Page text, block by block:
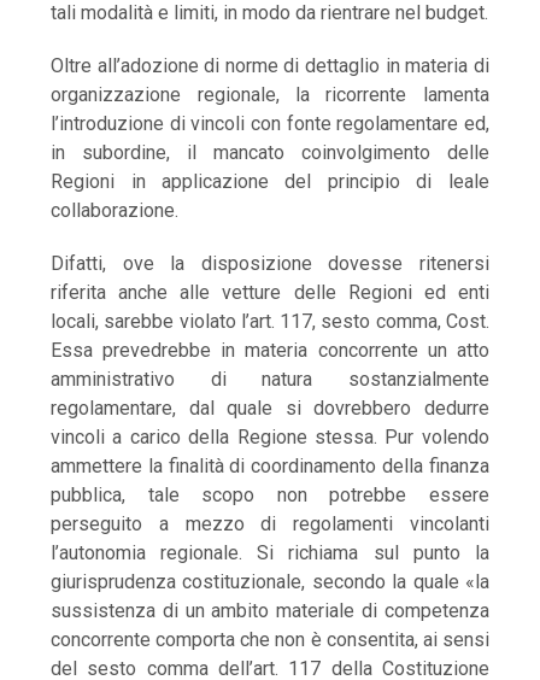
tali modalità e limiti, in modo da rientrare nel budget.
Oltre all’adozione di norme di dettaglio in materia di
organizzazione regionale, la ricorrente lamenta
l’introduzione di vincoli con fonte regolamentare ed,
in subordine, il mancato coinvolgimento delle
Regioni in applicazione del principio di leale
collaborazione.
Difatti, ove la disposizione dovesse ritenersi
riferita anche alle vetture delle Regioni ed enti
locali, sarebbe violato l’art. 117, sesto comma, Cost.
Essa prevedrebbe in materia concorrente un atto
amministrativo di natura sostanzialmente
regolamentare, dal quale si dovrebbero dedurre
vincoli a carico della Regione stessa. Pur volendo
ammettere la finalità di coordinamento della finanza
pubblica, tale scopo non potrebbe essere
perseguito a mezzo di regolamenti vincolanti
l’autonomia regionale. Si richiama sul punto la
giurisprudenza costituzionale, secondo la quale «la
sussistenza di un ambito materiale di competenza
concorrente comporta che non è consentita, ai sensi
del sesto comma dell’art. 117 della Costituzione